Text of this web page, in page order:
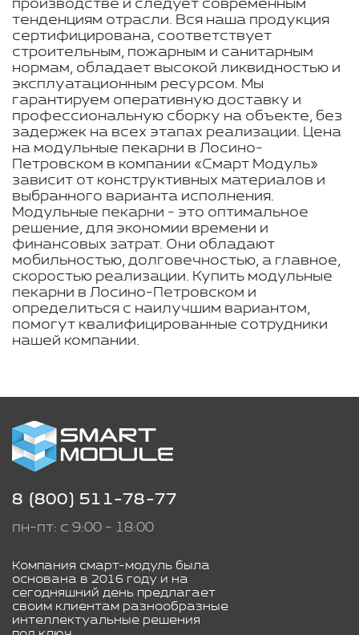
производстве и следует современным
тенденциям отрасли. Вся наша продукция
сертифицирована, соответствует
строительным, пожарным и санитарным
нормам, обладает высокой ликвидностью и
эксплуатационным ресурсом. Мы
гарантируем оперативную доставку и
профессиональную сборку на объекте, без
задержек на всех этапах реализации. Цена
на модульные пекарни в Лосино-
Петровском в компании «Смарт Модуль»
зависит от конструктивных материалов и
выбранного варианта исполнения.
Модульные пекарни - это оптимальное
решение, для экономии времени и
финансовых затрат. Они обладают
мобильностью, долговечностью, а главное,
скоростью реализации. Купить модульные
пекарни в Лосино-Петровском и
определиться с наилучшим вариантом,
помогут квалифицированные сотрудники
нашей компании.
8 (800) 511-78-77
пн-пт: с 9:00 - 18:00
Компания смарт-модуль была
основана в 2016 году и на
сегодняшний день предлагает
своим клиентам разнообразные
интеллектуальные решения